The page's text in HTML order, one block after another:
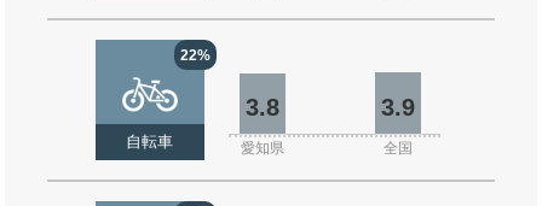
22%
自転車
3.8 3.9
愛知県 全国